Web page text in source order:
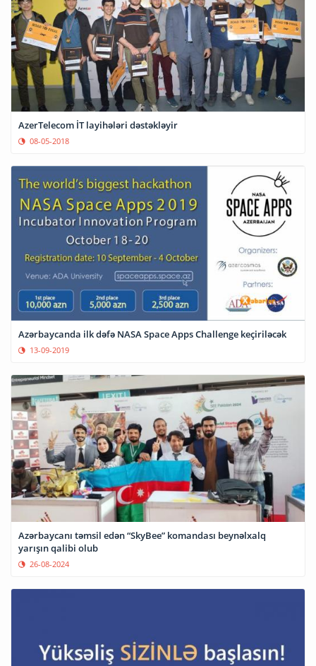
AzerTelecom İT layihələri dəstəkləyir
08-05-2018
Azərbaycanda ilk dəfə NASA Space Apps Challenge keçiriləcək
13-09-2019
Azərbaycanı təmsil edən “SkyBee” komandası beynəlxalq
yarışın qalibi olub
26-08-2024